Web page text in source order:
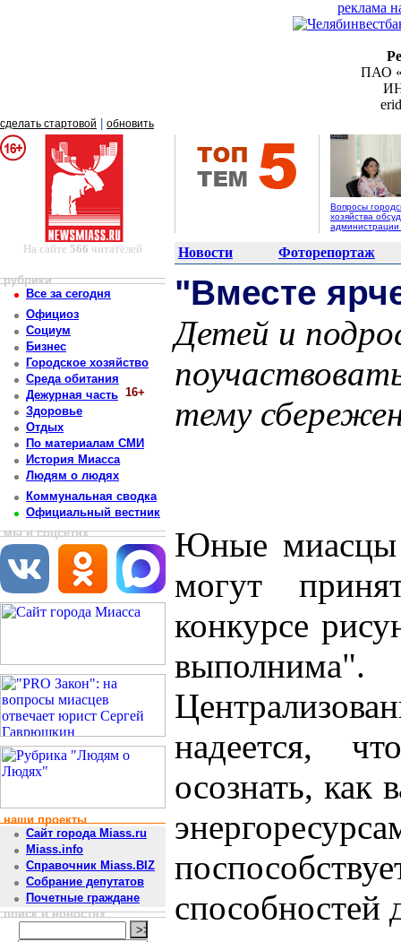
реклама
ПАО
сделать стартовой обновить
Вопросы
хозяйства
На сайте 566 читателей Новости Фоторепортаж
рубрики
Все за сегодня
Официоз
Социум
Бизнес
Городское хозяйство
Среда обитания
Дежурная часть 16+
Здоровье
Отдых
По материалам СМИ
История Миасса
Людям о людях
Коммунальная сводка
Официальный вестник
мы в соцсетях
наши проекты
Сайт города Miass.ru
Miass.info
Справочник Miass.BIZ
Собрание депутатов
Почетные граждане
поиск в новостях
"Вместе
Детей и
тему
Юные миасцы
могут
конкурсе
выполнима".
надеется,
осознать, как
способностей